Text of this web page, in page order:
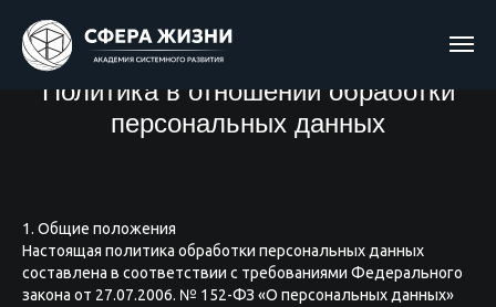
Политика в отношении обработки
персональных данных
1. Общие положения
Настоящая политика обработки персональных данных
составлена в соответствии с требованиями Федерального
закона от 27.07.2006. № 152-ФЗ «О персональных данных»